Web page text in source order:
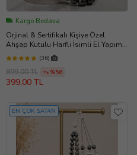
Kargo Bedava
Orjinal & Sertifikalı Kişiye Özel
Ahşap Kutulu Harfli İsimli El Yapımı
Hematit Taşı Tesbih
(36)
899,00 TL %56
399,00 TL
EN ÇOK SATAN